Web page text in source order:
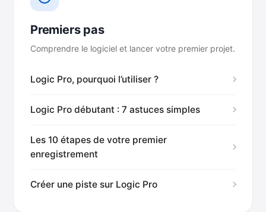
Premiers pas
Comprendre le logiciel et lancer votre premier projet.
Logic Pro, pourquoi l’utiliser ?
Logic Pro débutant : 7 astuces simples
Les 10 étapes de votre premier
enregistrement
Créer une piste sur Logic Pro